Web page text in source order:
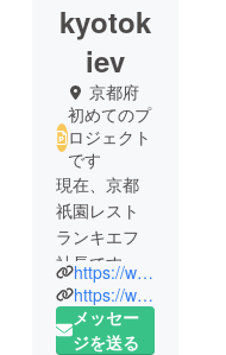
kyotok
iev
京都府
初めてのプ
ロジェクト
です
現在、京都
祇園レスト
ランキエフ
社長です。
元々は東京
出身です。
祖父母が東
https://www.restaurant-kiev.com/
https://www.facebook.com/%E3%83%AD%E3%82%B7%E3%82%A2%E3%83%AC%E3%82%B9%E3%83%88%E3%83%A9%E3%83%B3-%E3%82%AD%E3%82%A8%E3%83%95-187306458019076
メッセー
ジを送る